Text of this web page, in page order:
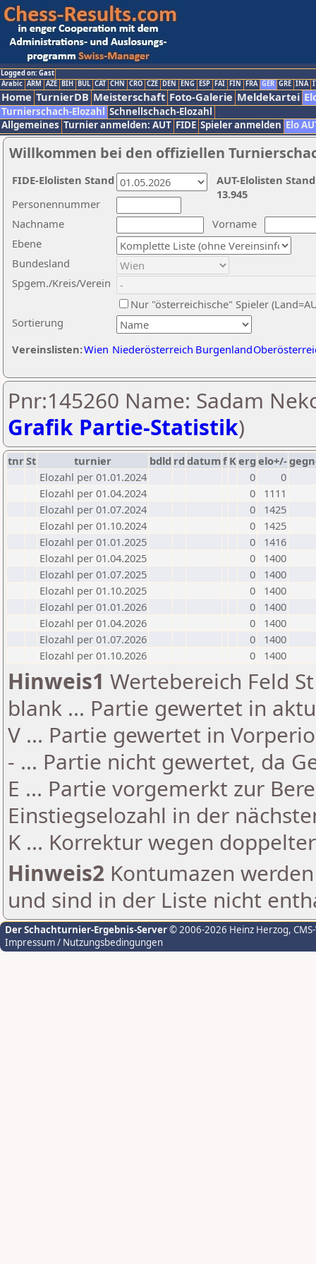
Logged on: Gast
Arabic ARM AZE BIH BUL CAT CHN CRO CZE DEN ENG ESP FAI FIN FRA GER GRE INA
Home TurnierDB Meisterschaft Foto-Galerie Meldekartei
Turnierschach-Elozahl Schnellschach-Elozahl
Allgemeines Turnier anmelden: AUT FIDE Spieler anmelden Elo
Willkommen bei den offiziellen
Nachname
Vorname
Ebene
Sortierung
Personennummer
Bundesland
Spgem./Kreis/Verein
Nur "österreichische" Spieler
Vereinslisten:Wien Niederösterreich Burgenland
AUT-Elolisten
13.945
FIDE-Elolisten Stand
Pnr:145260 Name: Sadam
Grafik Partie-Statistik)
tnrSt turnier bdld rd datumf Kerg elo+/-
Elozahl per 01.01.2024
0
0
Elozahl per 01.04.2024
0
1111
Elozahl per 01.07.2024
0
1425
Elozahl per 01.10.2024
0
1425
Elozahl per 01.01.2025
0
1416
Elozahl per 01.04.2025
0
1400
Elozahl per 01.07.2025
0
1400
Elozahl per 01.10.2025
0
1400
Elozahl per 01.01.2026
0
1400
Elozahl per 01.04.2026
0
1400
Elozahl per 01.07.2026
0
1400
Elozahl per 01.10.2026
0 1400
Hinweis1 Wertebereich Feld
blank ... Partie gewertet in
V ... Partie gewertet in
- ... Partie nicht gewertet, da
E ... Partie vorgemerkt zur
Einstiegselozahl in der
K ... Korrektur wegen
Hinweis2 Kontumazen
und sind in der Liste nicht
Der Schachturnier-Ergebnis-Server© 2006-2026 Heinz Herzog,
Impressum / Nutzungsbedingungen